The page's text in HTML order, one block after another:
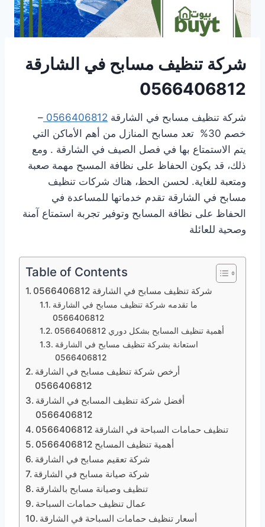
شركة تنظيف مسابح في الشارقة
0566406812
شركة تنظيف مسابح في الشارقة 0566406812
–
خصم 30% تعد مسابح المنازل من أهم الأماكن التي
يتم الاستمتاع بها في فصل الصيف في الشارقة . ومع
ذلك، قد يكون الحفاظ على نظافة المسبح مهمة صعبة
ومتعبة للغاية. لحسن الحظ، هناك شركات تنظيف
مسابح في الشارقة تقدم خدماتها للمساعدة في
الحفاظ على نظافة المسابح وتوفير تجربة استمتاع آمنة
وصحية للعائلة
Table of Contents
شركة تنظيف مسابح في الشارقة 0566406812
ما تقدمه شركة تنظيف مسابح في الشارقة
0566406812
أهمية تنظيف المسابح بشكل دوري 0566406812
استعانة بشركة تنظيف مسابح في الشارقة
0566406812
أرخص شركة تنظيف مسابح في الشارقة
0566406812
أفضل شركة تنظيف المسابح في الشارقة
0566406812
تنظيف حمامات السباحة في الشارقة 0566406812
أهمية تنظيف المسابح 0566406812
شركة تعقيم مسابح في الشارقة
شركة صيانة مسابح في الشارقة
تنظيف وصيانة مسابح بالشارقة
عمال تنظيف حمامات السباحة
أسعار تنظيف حمامات السباحة في الشارقة